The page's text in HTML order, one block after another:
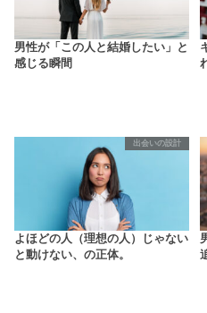
男性が「この人と結婚したい」と
感じる瞬間
出会いの設計
よほどの人（理想の人）じゃない
と動けない、の正体。